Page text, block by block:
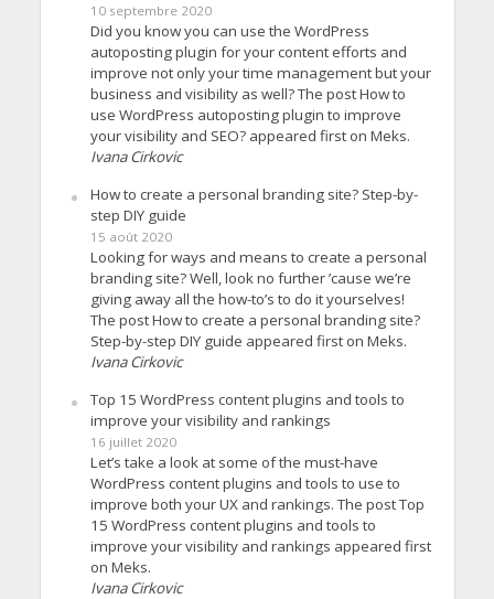
10 septembre 2020
Did you know you can use the WordPress
autoposting plugin for your content efforts and
improve not only your time management but your
business and visibility as well? The post How to
use WordPress autoposting plugin to improve
your visibility and SEO? appeared first on Meks.
Ivana Cirkovic
How to create a personal branding site? Step-by-
step DIY guide
15 août 2020
Looking for ways and means to create a personal
branding site? Well, look no further ’cause we’re
giving away all the how-to’s to do it yourselves!
The post How to create a personal branding site?
Step-by-step DIY guide appeared first on Meks.
Ivana Cirkovic
Top 15 WordPress content plugins and tools to
improve your visibility and rankings
16 juillet 2020
Let’s take a look at some of the must-have
WordPress content plugins and tools to use to
improve both your UX and rankings. The post Top
15 WordPress content plugins and tools to
improve your visibility and rankings appeared first
on Meks.
Ivana Cirkovic